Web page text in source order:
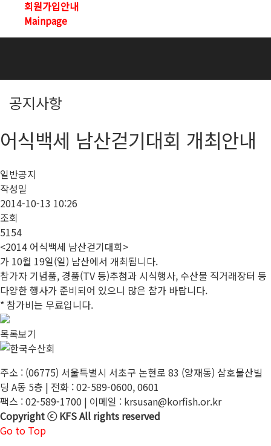
회원가입안내
Mainpage
공지사항
어식백세 남산걷기대회 개최안내
일반공지
작성일
2014-10-13 10:26
조회
5154
<2014 어식백세 남산걷기대회>
가 10월 19일(일) 남산에서 개최됩니다.
참가자 기념품, 경품(TV 등)추첨과 시식행사, 수산물 직거래장터 등
다양한 행사가 준비되어 있으니 많은 참가 바랍니다.
* 참가비는 무료입니다.
목록보기
주소 : (06775) 서울특별시 서초구 논현로 83 (양재동) 삼호물산빌
딩 A동 5층 | 전화 : 02-589-0600, 0601
팩스 : 02-589-1700 | 이메일 : krsusan@korfish.or.kr
Copyright ⓒ KFS All rights reserved
Go to Top